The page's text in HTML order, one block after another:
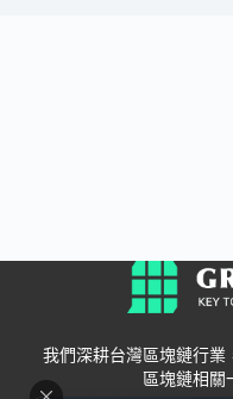
我們深耕台灣區塊鏈行業
區塊鏈相關